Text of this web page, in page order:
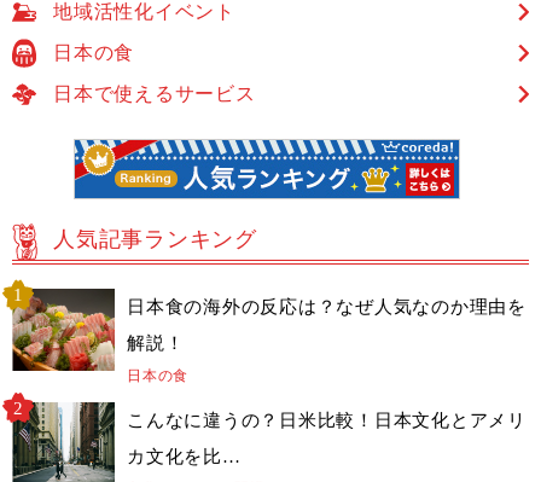
地域活性化イベント
日本の食
日本で使えるサービス
人気記事ランキング
日本食の海外の反応は？なぜ人気なのか理由を
解説！
日本の食
こんなに違うの？日米比較！日本文化とアメリ
カ文化を比…